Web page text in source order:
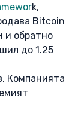
k,
Bitcoin
и обратно
до 1.25
Компанията